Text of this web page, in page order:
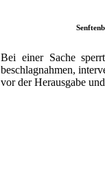
Bei einer Sache
beschlagnahmen,
vor der Herausgabe